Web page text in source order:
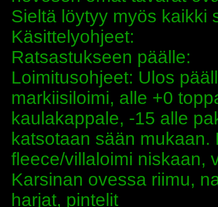
Sieltä löytyy myös kaikki
Käsittelyohjeet:
Ratsastukseen päälle:
Loimitusohjeet: Ulos
markiisiloimi, alle +0
kaulakappale, -15 alle
katsotaan sään
fleece/villaloimi niskaan,
Karsinan ovessa riimu,
harjat, pintelit